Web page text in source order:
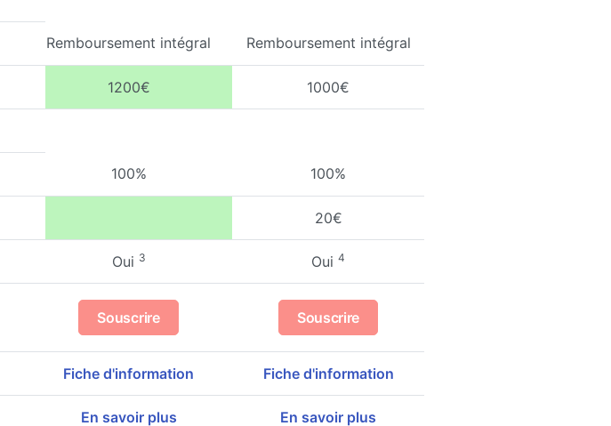
Remboursement intégral Remboursement intégral
1200€ 1000€
100% 100%
20€
Oui 3 Oui 4
Souscrire Souscrire
Fiche d'information Fiche d'information
En savoir plus En savoir plus